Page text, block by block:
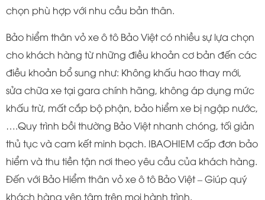
chọn phù hợp với nhu cầu bản thân.
Bảo hiểm thân vỏ xe ô tô Bảo Việt có nhiều sự lựa chọn
cho khách hàng từ những điều khoản cơ bản đến các
điều khoản bổ sung như: Không khấu hao thay mới,
sửa chữa xe tại gara chính hãng, không áp dụng mức
khấu trừ, mất cắp bộ phận, bảo hiểm xe bị ngập nước,
….Quy trình bồi thường Bảo Việt nhanh chóng, tối giản
thủ tục và cam kết minh bạch. IBAOHIEM cấp đơn bảo
hiểm và thu tiền tận nơi theo yêu cầu của khách hàng.
Đến với Bảo Hiểm thân vỏ xe ô tô Bảo Việt – Giúp quý
khách hàng yên tâm trên mọi hành trình.